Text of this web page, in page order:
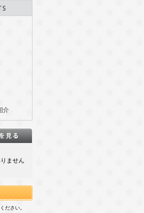
介
ません
ださい。